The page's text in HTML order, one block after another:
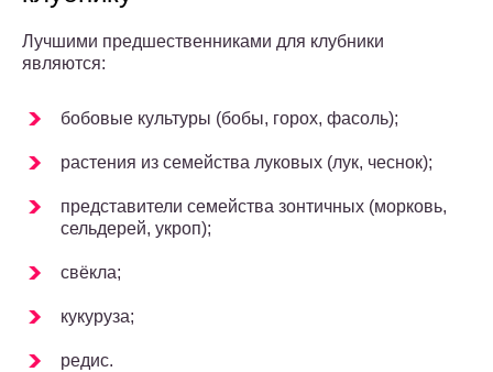
Лучшими предшественниками для клубники
являются:
бобовые культуры (бобы, горох, фасоль);
растения из семейства луковых (лук, чеснок);
представители семейства зонтичных (морковь,
сельдерей, укроп);
свёкла;
кукуруза;
редис.